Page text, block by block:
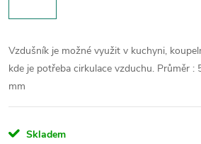
Vzdušník je možné využit v kuchyni,
kde je potřeba cirkulace vzduchu. Průměr :
mm
Skladem